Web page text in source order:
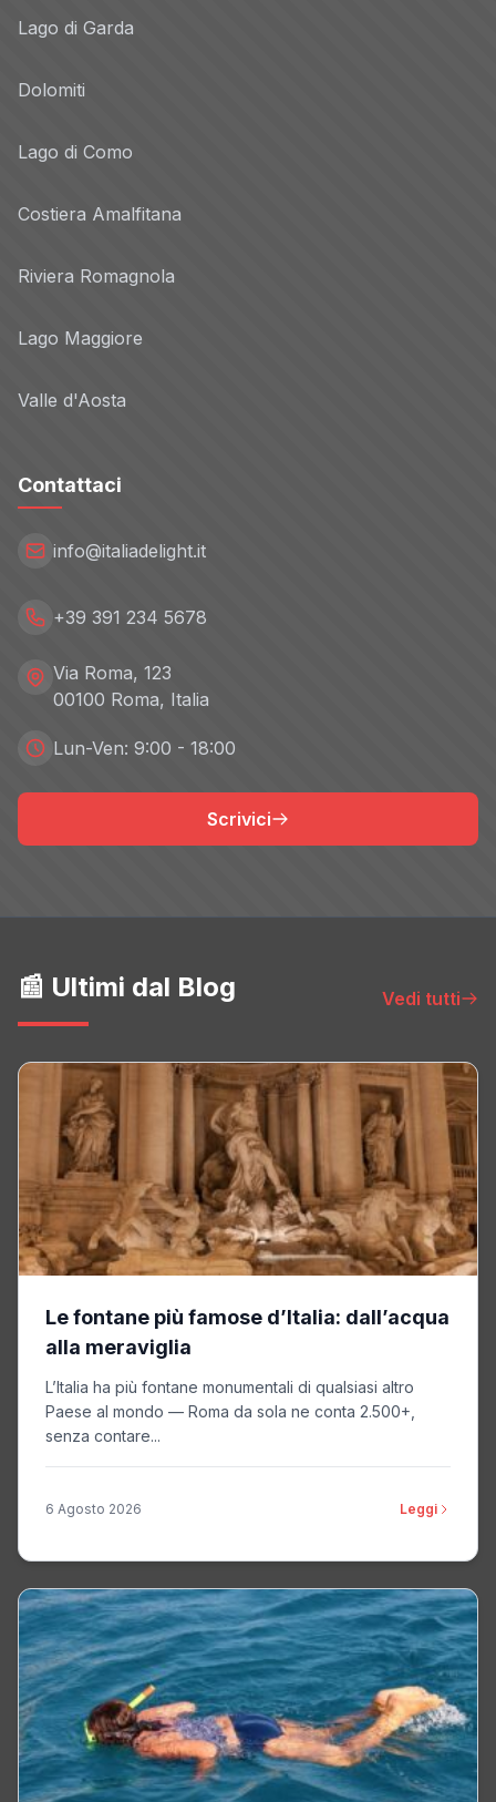
Lago di Garda
Dolomiti
Lago di Como
Costiera Amalfitana
Riviera Romagnola
Lago Maggiore
Valle d'Aosta
Contattaci
info@italiadelight.it
+39 391 234 5678
Via Roma, 123
00100 Roma, Italia
Lun-Ven: 9:00 - 18:00
Scrivici
📰 Ultimi dal Blog Vedi tutti
Le fontane più famose d’Italia: dall’acqua
alla meraviglia
L’Italia ha più fontane monumentali di qualsiasi altro
Paese al mondo — Roma da sola ne conta 2.500+,
senza contare...
6 Agosto 2026 Leggi